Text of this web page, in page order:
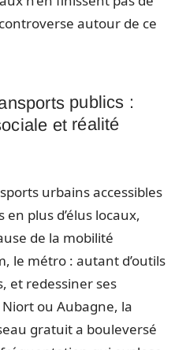
autour de ce
publics :
et réalité
urbains accessibles
plus d’élus locaux,
de la mobilité
le métro : autant d’outils
et redessiner ses
ou Aubagne, la
gratuit a bouleversé